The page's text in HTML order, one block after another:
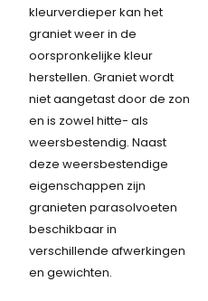
kleurverdieper kan het
graniet weer in de
oorspronkelijke kleur
herstellen. Graniet wordt
niet aangetast door de zon
en is zowel hitte- als
weersbestendig. Naast
deze weersbestendige
eigenschappen zijn
granieten parasolvoeten
beschikbaar in
verschillende afwerkingen
en gewichten.